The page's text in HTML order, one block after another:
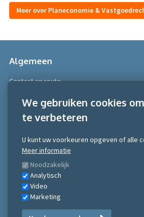
Meer over Planeconomie &
Algemeen
Contact en route
Meer informatie
Algemene voorwaarden
Algemene voorwaarden NRTO
Gedragscode NRTO
Privacy Statement
Inschrijven nieuwsbrief
We gebruiken cookies
te verbeteren
U kunt uw voorkeuren opgeven of alle
Meer informatie
Noodzakelijk
Analytisch
Video
Marketing